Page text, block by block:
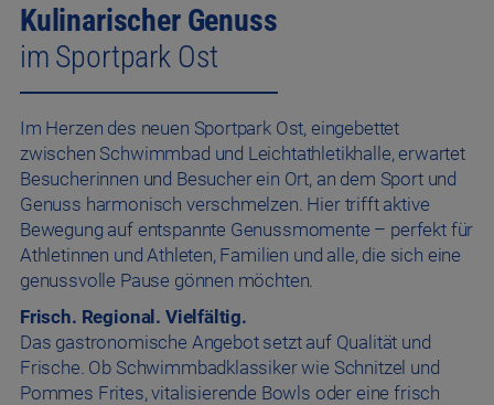
Kulinarischer Genuss
im Sportpark Ost
Im Herzen des neuen Sportpark Ost, eingebettet
zwischen Schwimmbad und Leichtathletikhalle, erwartet
Besucherinnen und Besucher ein Ort, an dem Sport und
Genuss harmonisch verschmelzen. Hier trifft aktive
Bewegung auf entspannte Genussmomente – perfekt für
Athletinnen und Athleten, Familien und alle, die sich eine
genussvolle Pause gönnen möchten.
Frisch. Regional. Vielfältig.
Das gastronomische Angebot setzt auf Qualität und
Frische. Ob Schwimmbadklassiker wie Schnitzel und
Pommes Frites, vitalisierende Bowls oder eine frisch